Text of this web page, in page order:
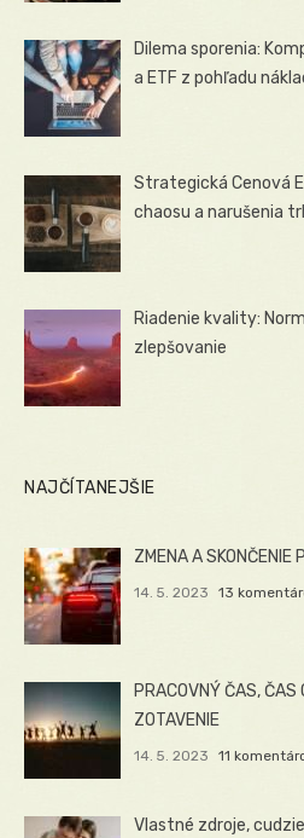
Dilema sporenia:
a ETF z pohľadu
Strategická Cenová
chaosu a narušenia
Riadenie kvality:
zlepšovanie
NAJČÍTANEJŠIE
ZMENA A SKONČENIE
14. 5. 2023 13
PRACOVNÝ ČAS, ČAS
ZOTAVENIE
14. 5. 2023 11
Vlastné zdroje,